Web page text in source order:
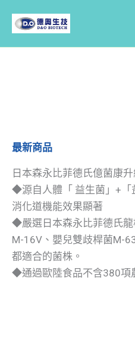
最新商品
日本森永比菲德氏億菌康
◆源自人體「 益生菌」+「
消化道機能效果顯著
◆嚴選日本森永比菲德氏
M-16V、嬰兒雙歧桿菌M-
都適合的菌株。
◆通過歐陸食品不含380項